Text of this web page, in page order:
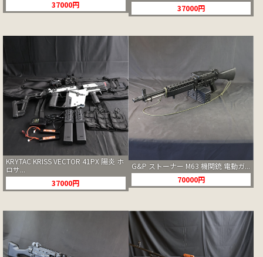
37000円
37000円
KRYTAC KRISS VECTOR 41PX 陽炎 ホ
ロサ...
37000円
G&P ストーナー M63 機関銃 電動ガ...
70000円